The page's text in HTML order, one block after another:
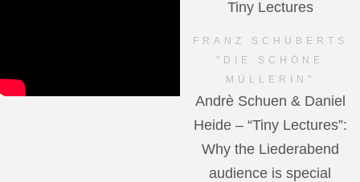
Tiny Lectures
FRANZ SCHUBERTS
"DIE SCHÖNE
MÜLLERIN"
Andrè Schuen & Daniel
Heide – “Tiny Lectures”:
Why the Liederabend
audience is special